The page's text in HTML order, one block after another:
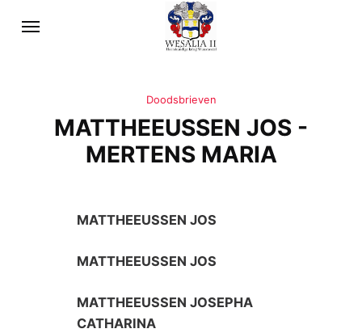
Doodsbrieven
MATTHEEUSSEN JOS -
MERTENS MARIA
MATTHEEUSSEN JOS
MATTHEEUSSEN JOS
MATTHEEUSSEN JOSEPHA
CATHARINA